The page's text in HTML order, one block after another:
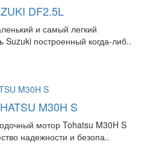
DF2.5L
и самый легкий
Suzuki построенный когда-либ..
M30H S
мотор Tohatsu M30H S
надежности и безопа..